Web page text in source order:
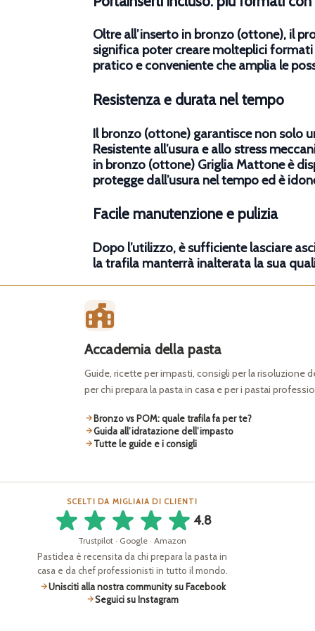
Oltre all’inserto in bronzo (ottone), il
significa poter creare molteplici
pratico e conveniente che amplia le
Resistenza e durata nel tempo
Il bronzo (ottone) garantisce non solo
Resistente all’usura e allo stress
in bronzo (ottone) Griglia Mattone è
protegge dall’usura nel tempo ed è
Facile manutenzione e pulizia
Dopo l’utilizzo, è sufficiente lasciare
la trafila manterrà inalterata la sua
Accademia della pasta
Guide, ricette per impasti, consigli per la risoluzione
per chi prepara la pasta in casa e per i pastai
Bronzo vs POM: quale trafila fa per te?
Guida all’idratazione dell’impasto
Tutte le guide e i consigli
SCELTI DA MIGLIAIA DI CLIENTI
4.8
Trustpilot · Google · Amazon
Pastidea è recensita da chi prepara la pasta in
casa e da chef professionisti in tutto il mondo.
Unisciti alla nostra community su Facebook
Seguici su Instagram